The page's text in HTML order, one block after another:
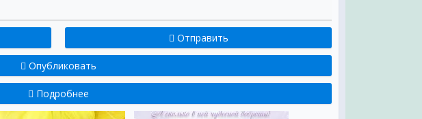
Отправить
Опубликовать
Подробнее